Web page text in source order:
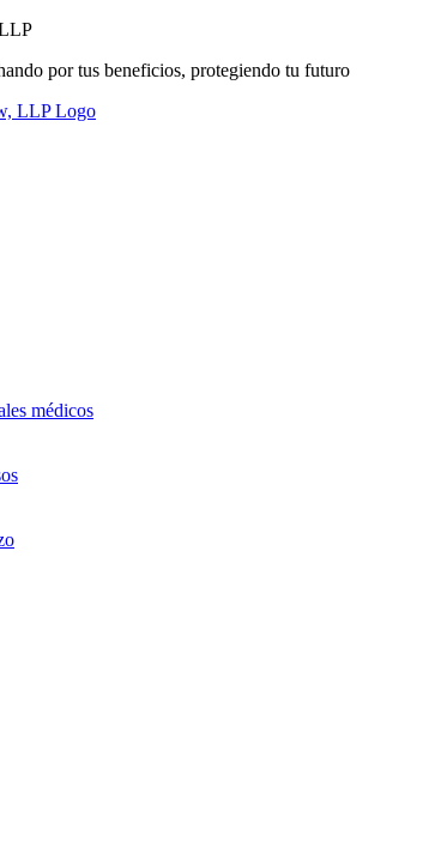
por tus beneficios, protegiendo tu futuro
médicos